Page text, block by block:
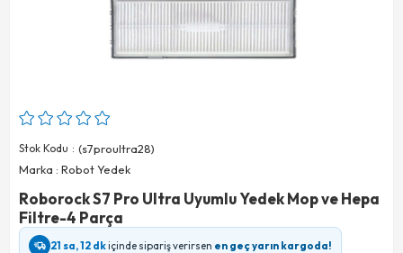
Stok Kodu
(s7proultra28)
Marka : Robot Yedek
Roborock S7 Pro Ultra Uyumlu Yedek Mop ve Hepa
Filtre-4 Parça
21 sa, 12 dkiçinde sipariş verirsen en geç yarın kargoda!